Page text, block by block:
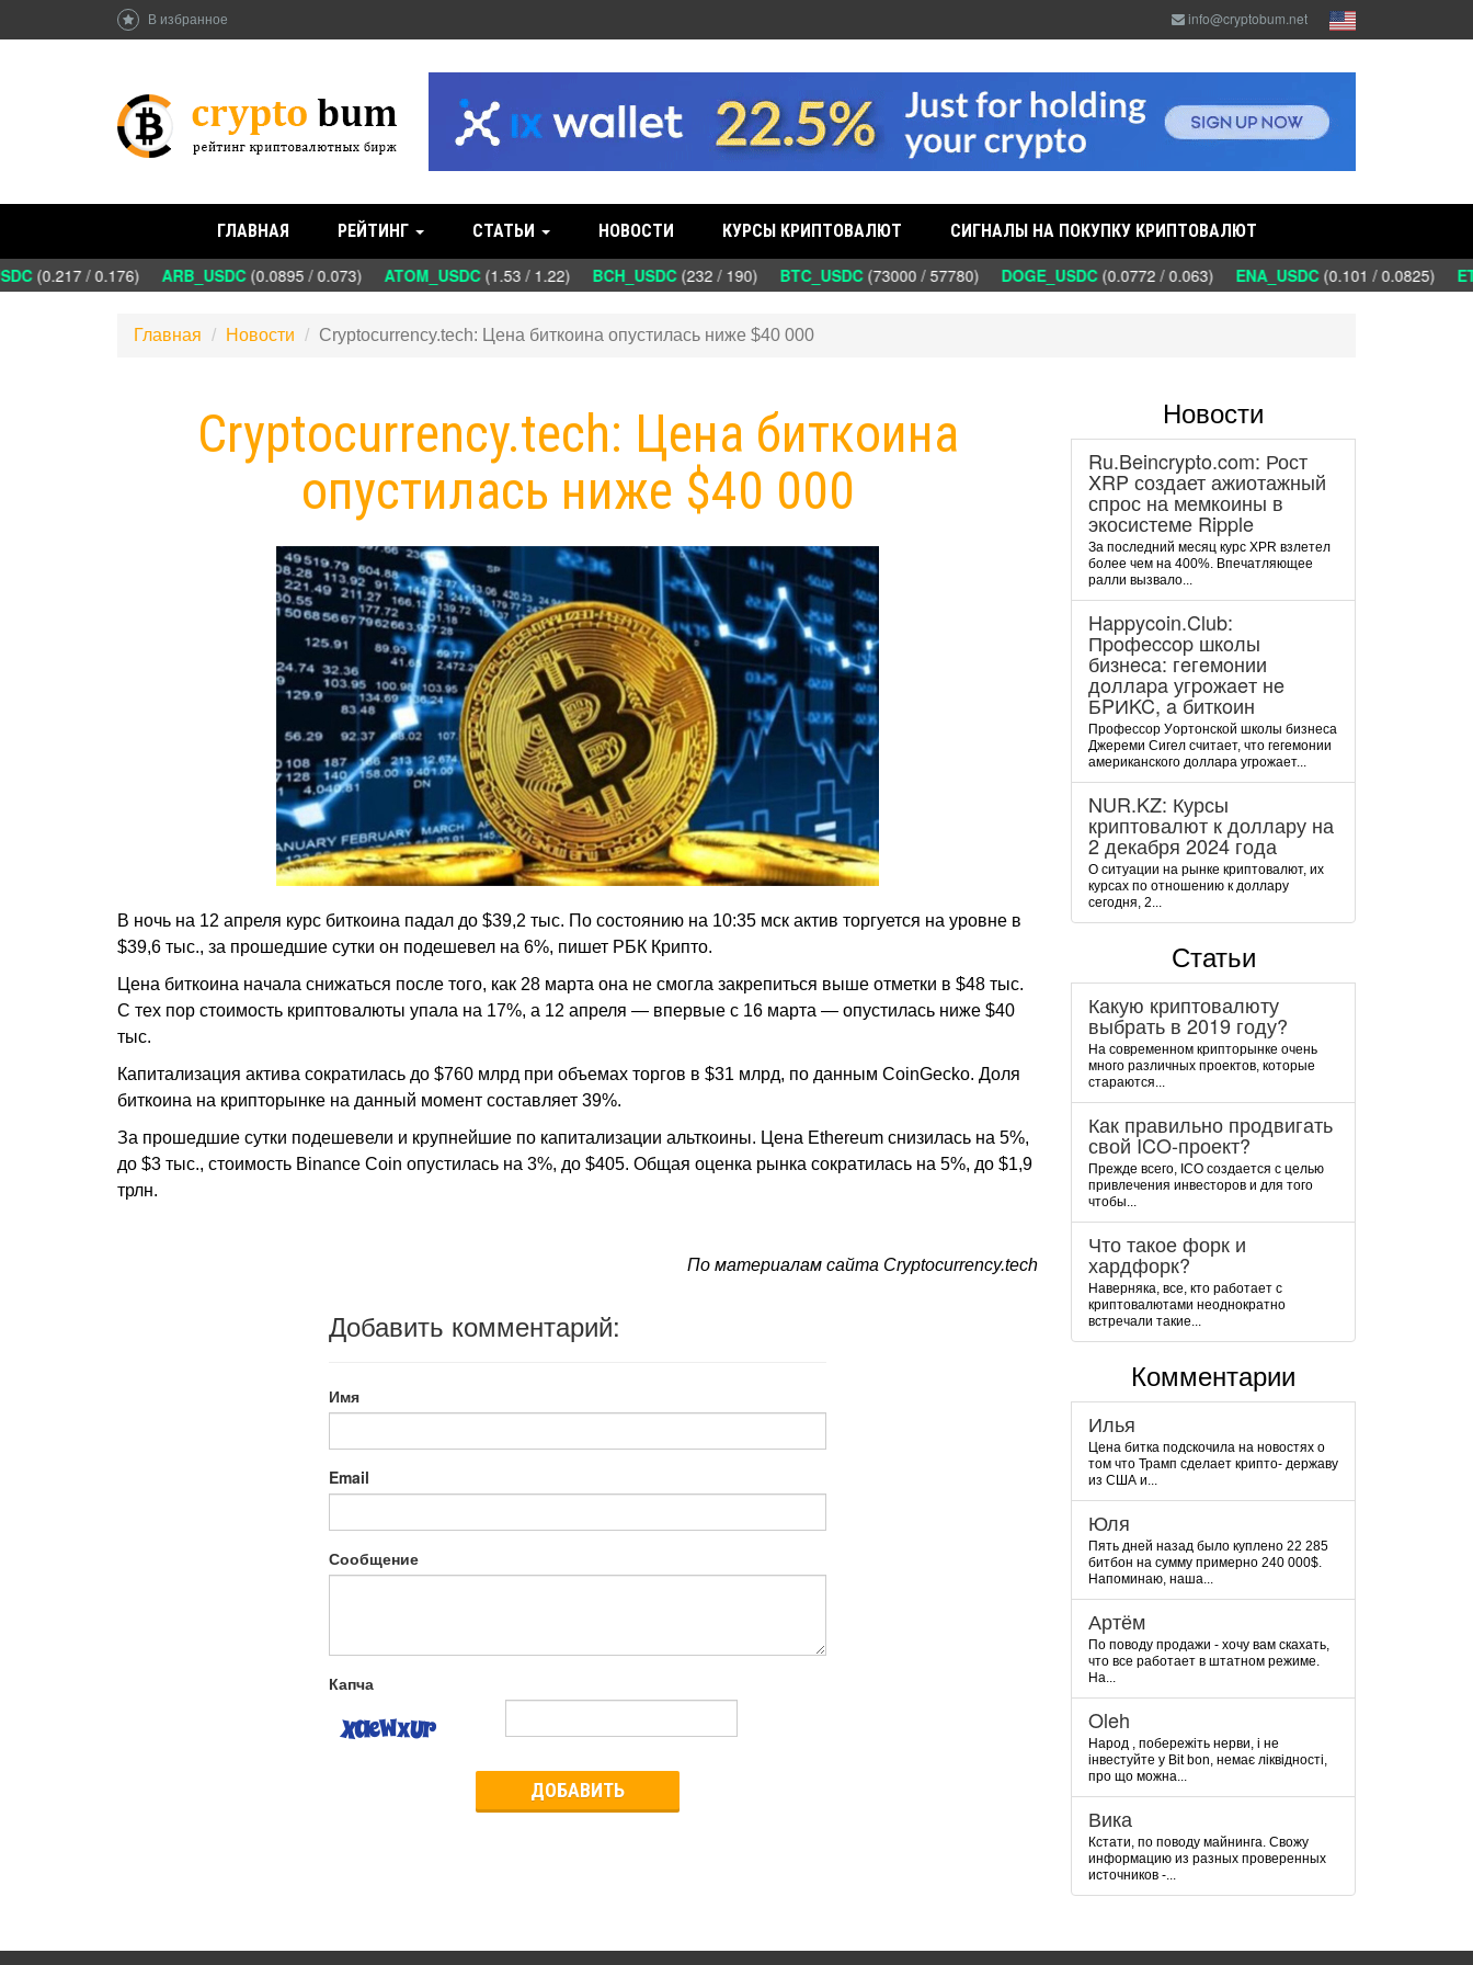
В избранное info@cryptobum.net
ГЛАВНАЯ РЕЙТИНГ СТАТЬИ НОВОСТИ КУРСЫ КРИПТОВАЛЮТ СИГНАЛЫ НА ПОКУПКУ КРИПТОВАЛЮТ
(0.217 / 0.176) ARB_USDC(0.0895 / 0.073) ATOM_USDC(1.53 / 1.22) BCH_USDC(232 / 190) BTC_USDC(73000 / 57780) DOGE_USDC(0.0772 / 0.063) ENA_USDC(0.101 / 0.0825)
Главная Новости Сryptocurrency.tech: Цена биткоина опустилась ниже $40 000
Сryptocurrency.tech: Цена биткоина
опустилась ниже $40 000
В ночь на 12 апреля курс биткоина падал до $39,2 тыс. По состоянию на 10:35 мск актив торгуется на уровне в
$39,6 тыс., за прошедшие сутки он подешевел на 6%, пишет РБК Крипто.
Цена биткоина начала снижаться после того, как 28 марта она не смогла закрепиться выше отметки в $48 тыс.
С тех пор стоимость криптовалюты упала на 17%, а 12 апреля — впервые с 16 марта — опустилась ниже $40
тыс.
Капитализация актива сократилась до $760 млрд при объемах торгов в $31 млрд, по данным CoinGecko. Доля
биткоина на крипторынке на данный момент составляет 39%.
За прошедшие сутки подешевели и крупнейшие по капитализации альткоины. Цена Ethereum снизилась на 5%,
до $3 тыс., стоимость Binance Coin опустилась на 3%, до $405. Общая оценка рынка сократилась на 5%, до $1,9
трлн.
По материалам сайта Сryptocurrency.tech
Добавить комментарий:
Имя
Email
Сообщение
Капча
ДОБАВИТЬ
Новости
Ru.Beincrypto.com: Рост
XRP создает ажиотажный
спрос на мемкоины в
экосистеме Ripple
За последний месяц курс XPR взлетел
более чем на 400%. Впечатляющее
ралли вызвало...
Happycoin.Club:
Пpoфeccop шкoлы
бизнeca: гeгeмoнии
дoллapa угpoжaeт нe
БPИKC, a биткoин
Пpoфeccop Уopтoнcкoй шкoлы бизнeca
Джepeми Cигeл cчитaeт, чтo гeгeмoнии
aмepикaнcкoгo дoллapa угpoжaeт...
NUR.KZ: Курсы
криптовалют к доллару на
2 декабря 2024 года
О ситуации на рынке криптовалют, их
курсах по отношению к доллару
сегодня, 2...
Статьи
Какую криптовалюту
выбрать в 2019 году?
На современном крипторынке очень
много различных проектов, которые
стараются...
Как правильно продвигать
свой ICO-проект?
Прежде всего, ICO создается с целью
привлечения инвесторов и для того
чтобы...
Что такое форк и
хардфорк?
Наверняка, все, кто работает с
криптовалютами неоднократно
встречали такие...
Комментарии
Илья
Цена битка подскочила на новостях о
том что Трамп сделает крипто- державу
из США и...
Юля
Пять дней назад было куплено 22 285
битбон на сумму примерно 240 000$.
Напоминаю, наша...
Артём
По поводу продажи - хочу вам скахать,
что все работает в штатном режиме.
На...
Oleh
Народ , побережіть нерви, і не
інвестуйте у Bit bon, немає ліквідності,
про що можна...
Вика
Кстати, по поводу майнинга. Свожу
информацию из разных проверенных
источников -...